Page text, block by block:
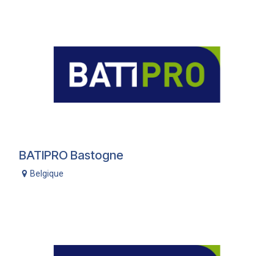
BATIPRO Bastogne
Belgique